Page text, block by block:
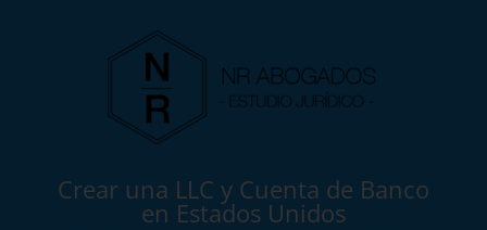
Crear una LLC y Cuenta de Banco
en Estados Unidos